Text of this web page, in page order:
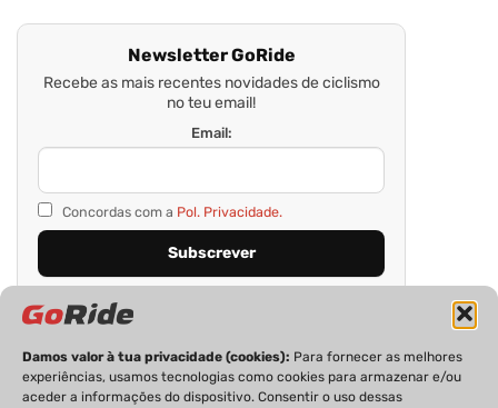
Damos valor à tua privacidade (cookies): Para fornecer as melhores
experiências, usamos tecnologias como cookies para armazenar e/ou
aceder a informações do dispositivo. Consentir o uso dessas
Newsletter GoRide
Recebe as mais recentes novidades de ciclismo
no teu email!
Email:
Concordas com a Pol. Privacidade.